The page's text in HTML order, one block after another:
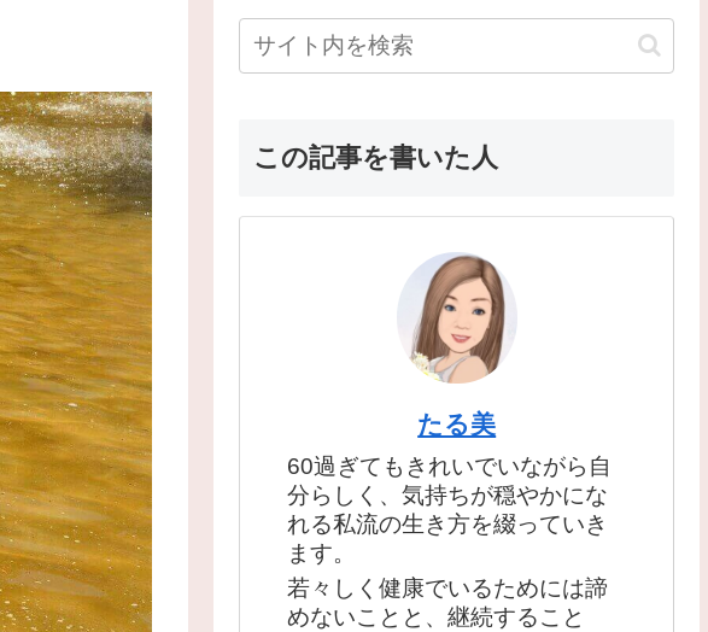
この記事を書いた人
たる美
60過ぎてもきれいでいながら自
分らしく、気持ちが穏やかにな
れる私流の生き方を綴っていき
ます。
若々しく健康でいるためには諦
めないことと、継続すること